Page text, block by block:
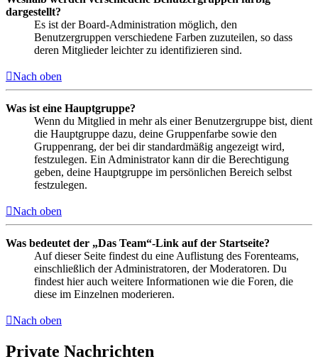
dargestellt?
Es ist der Board-Administration möglich, den
Benutzergruppen verschiedene Farben zuzuteilen, so dass
deren Mitglieder leichter zu identifizieren sind.
Nach oben
Was ist eine Hauptgruppe?
Wenn du Mitglied in mehr als einer Benutzergruppe bist, dient
die Hauptgruppe dazu, deine Gruppenfarbe sowie den
Gruppenrang, der bei dir standardmäßig angezeigt wird,
festzulegen. Ein Administrator kann dir die Berechtigung
geben, deine Hauptgruppe im persönlichen Bereich selbst
festzulegen.
Nach oben
Was bedeutet der „Das Team“-Link auf der Startseite?
Auf dieser Seite findest du eine Auflistung des Forenteams,
einschließlich der Administratoren, der Moderatoren. Du
findest hier auch weitere Informationen wie die Foren, die
diese im Einzelnen moderieren.
Nach oben
Private Nachrichten